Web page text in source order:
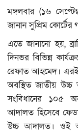
প্রবাস
প্রযুক্তি
সিলেট বিভাগ
মুক্তমত
যোগাযোগ
মঙ্গলবার (১৬
জানান সুপ্রিম
এতে জানানো হয়,
দিনভর বিভিন্ন
রেফাত আহমেদ। এরই
অবস্থিত জাতীয় উচ্চ
সংবিধানের ১০৫
আদালত হিসেবে
উচ্চ আদালত। ওই